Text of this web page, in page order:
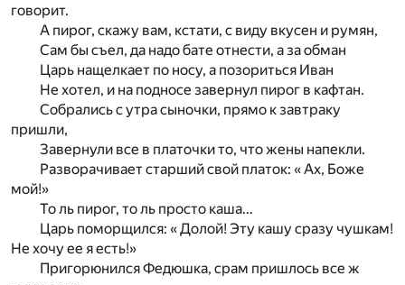
говорит.
А пирог, скажу вам, кстати, с виду вкусен и румян,
Сам бы съел, да надо бате отнести, а за обман
Царь нащелкает по носу, а позориться Иван
Не хотел, и на подносе завернул пирог в кафтан.
Собрались с утра сыночки, прямо к завтраку
пришли,
Завернули все в платочки то, что жены напекли.
Разворачивает старший свой платок: « Ах, Боже
мой!»
То ль пирог, то ль просто каша…
Царь поморщился: « Долой! Эту кашу сразу чушкам!
Не хочу ее я есть!»
Пригорюнился Федюшка, срам пришлось все ж